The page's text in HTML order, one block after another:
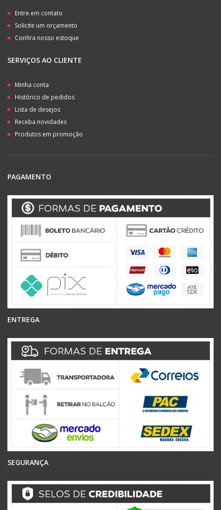
Entre em contato
Solicite um orçamento
Confira nosso estoque
SERVIÇOS AO CLIENTE
Minha conta
Histórico de pedidos
Lista de desejos
Receba novidades
Produtos em promoção
PAGAMENTO
ENTREGA
SEGURANÇA